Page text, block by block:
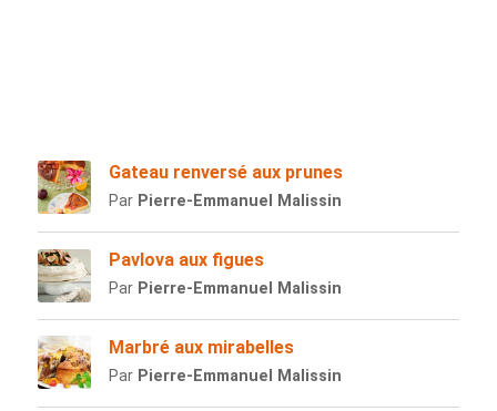
Gateau renversé aux prunes
Par Pierre-Emmanuel Malissin
Pavlova aux figues
Par Pierre-Emmanuel Malissin
Marbré aux mirabelles
Par Pierre-Emmanuel Malissin